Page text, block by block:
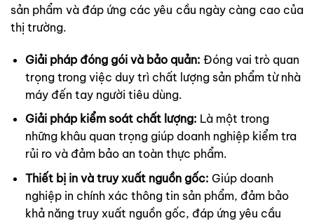
sản phẩm và đáp ứng các yêu cầu ngày càng cao của
thị trường.
Giải pháp đóng gói và bảo quản: Đóng vai trò quan
trọng trong việc duy trì chất lượng sản phẩm từ nhà
máy đến tay người tiêu dùng.
Giải pháp kiểm soát chất lượng: Là một trong
những khâu quan trọng giúp doanh nghiệp kiểm tra
rủi ro và đảm bảo an toàn thực phẩm.
Thiết bị in và truy xuất nguồn gốc: Giúp doanh
nghiệp in chính xác thông tin sản phẩm, đảm bảo
khả năng truy xuất nguồn gốc, đáp ứng yêu cầu